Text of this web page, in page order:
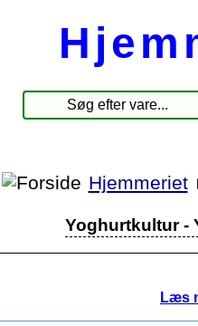
Hjemmeriet
Yoghurtkultur -
Læs